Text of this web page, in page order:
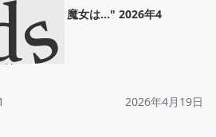
続殺人事件 魔女は..." 2026年4
月19日
2026年4月19日